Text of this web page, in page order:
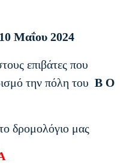
Μαΐου 2024
επιβάτες που
την πόλη τουΒ Ο
δρομολόγιο μας